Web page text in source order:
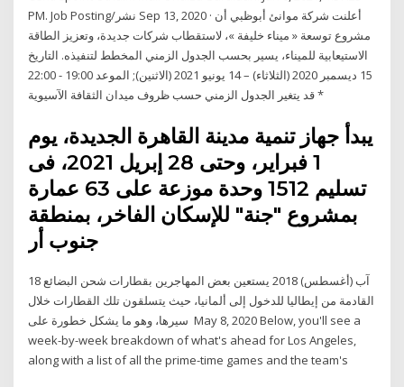
PM. Job Posting/نشر Sep 13, 2020 · أعلنت شركة موانئ أبوظبي أن
مشروع توسعة « ميناء خليفة »، لاستقطاب شركات جديدة، وتعزيز الطاقة
الاستيعابية للميناء، يسير بحسب الجدول الزمني المخطط لتنفيذه. التاريخ
15 ديسمبر 2020 (الثلاثاء) – 14 يونيو 2021 (الاثنين); الموعد 19:00 - 22:00
* قد يتغير الجدول الزمني حسب ظروف ميدان الثقافة الآسيوية
يبدأ جهاز تنمية مدينة القاهرة الجديدة، يوم
1 فبراير، وحتى 28 إبريل 2021، فى
تسليم 1512 وحدة موزعة على 63 عمارة
بمشروع "جنة" للإسكان الفاخر، بمنطقة
جنوب أر
18 آب (أغسطس) 2018 يستعين بعض المهاجرين بقطارات شحن البضائع
القادمة من إيطاليا للدخول إلى ألمانيا، حيث يتسلقون تلك القطارات خلال
سيرها، وهو ما يشكل خطورة على May 8, 2020 Below, you'll see a
week-by-week breakdown of what's ahead for Los Angeles,
along with a list of all the prime-time games and the team's